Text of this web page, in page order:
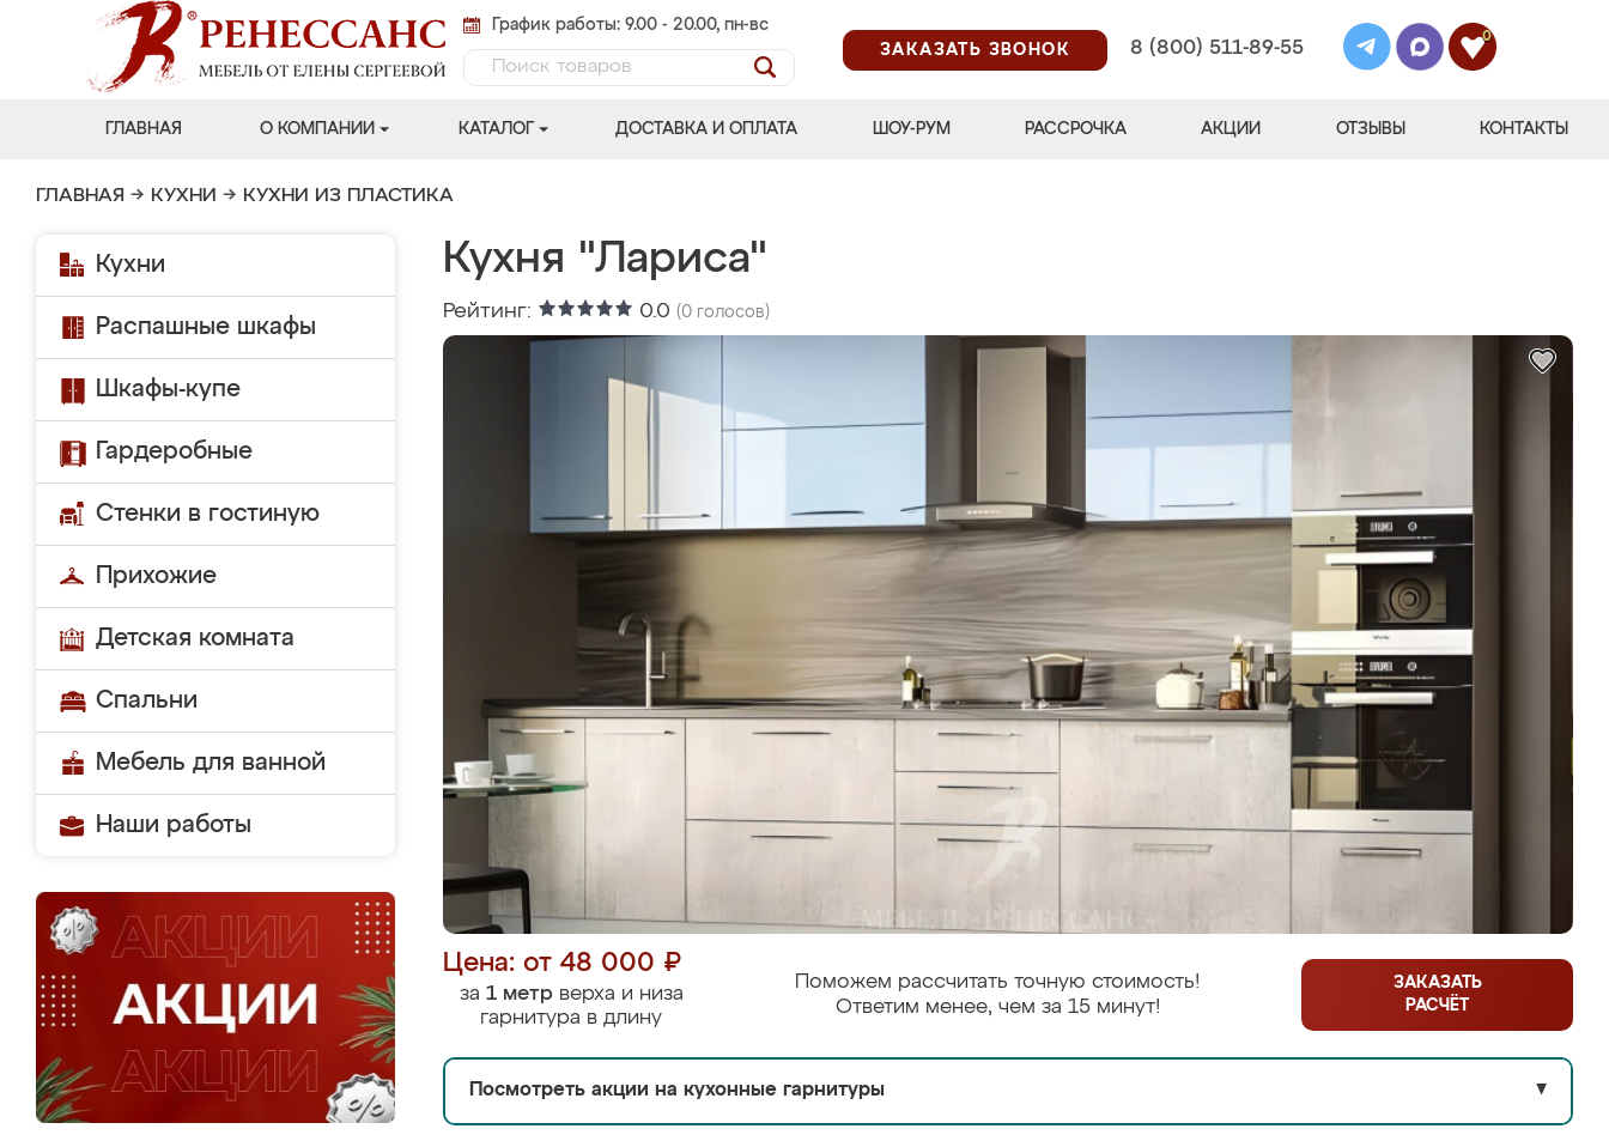
График работы: 9.00 - 20.00, пн-вс
ЗАКАЗАТЬ ЗВОНОК
8 (800) 511-89-55
0
ГЛАВНАЯ О КОМПАНИИ КАТАЛОГ ДОСТАВКА И ОПЛАТА ШОУ-РУМ РАССРОЧКА АКЦИИ ОТЗЫВЫ КОНТАКТЫ
ГЛАВНАЯ → КУХНИ → КУХНИ ИЗ ПЛАСТИКА
Кухни
Распашные шкафы
Шкафы-купе
Гардеробные
Стенки в гостиную
Прихожие
Детская комната
Спальни
Мебель для ванной
Наши работы
Кухня "Лариса"
Рейтинг: 0.0 (0 голосов)
Цена: от 48 000 ₽
за 1 метрверха и низа
гарнитура в длину
Поможем рассчитать точную стоимость!
Ответим менее, чем за 15 минут!
ЗАКАЗАТЬ
РАСЧЁТ
Посмотреть акции на кухонные гарнитуры ▼